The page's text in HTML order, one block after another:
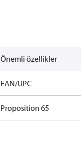
Önemli özellikler
EAN/UPC
Proposition 65